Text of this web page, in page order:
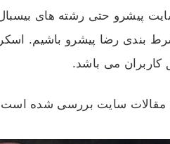
پیشرو حتی رشته های
بندی رضا پیشرو باشیم.
کاربران می باشد.
مقالات سایت بررسی شده است و